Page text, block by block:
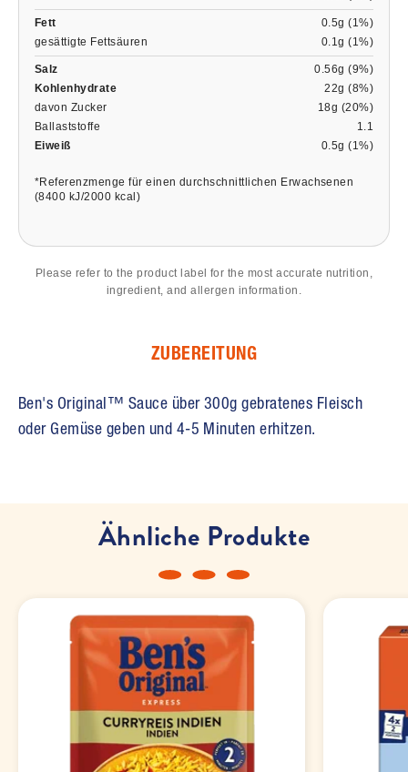
Fett
0.5g (1%)
gesättigte Fettsäuren
0.1g (1%)
Salz
0.56g (9%)
Kohlenhydrate
22g (8%)
davon Zucker
18g (20%)
Ballaststoffe
1.1
Eiweiß
0.5g (1%)
*Referenzmenge für einen durchschnittlichen Erwachsenen
(8400 kJ/2000 kcal)
Please refer to the product label for the most accurate nutrition,
ingredient, and allergen information.
ZUBEREITUNG
Ben's Original™ Sauce über 300g gebratenes Fleisch
oder Gemüse geben und 4-5 Minuten erhitzen.
Ähnliche Produkte